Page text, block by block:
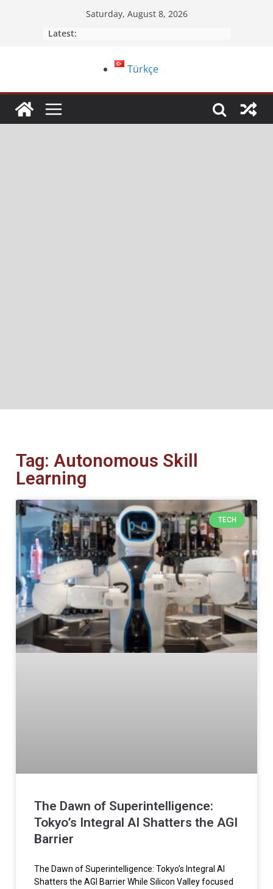
Saturday, August 8, 2026
Latest:
Türkçe
Tag: Autonomous Skill
Learning
TECH
The Dawn of Superintelligence:
Tokyo’s Integral AI Shatters the AGI
Barrier
The Dawn of Superintelligence: Tokyo’s Integral AI
Shatters the AGI Barrier While Silicon Valley focused